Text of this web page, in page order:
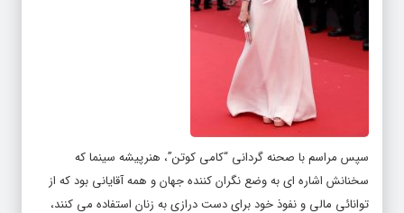
سپس مراسم با صحنه گردانی “کامی کوتن”، هنرپیشه سینما که
سخنانش اشاره ای به وضع نگران کننده جهان و همه آقایانی بود که از
توانائی مالی و نفوذ خود برای دست درازی به زنان استفاده می کنند،